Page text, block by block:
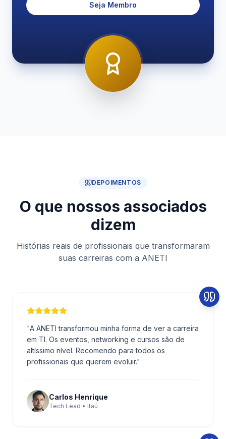
Seja Membro
DEPOIMENTOS
O que nossos associados
dizem
Histórias reais de profissionais que transformaram
suas carreiras com a ANETI
"A ANETI transformou minha forma de ver a carreira
em TI. Os eventos, networking e cursos são de
altíssimo nível. Recomendo para todos os
profissionais que querem evoluir."
Carlos Henrique
Tech Lead • Itaú